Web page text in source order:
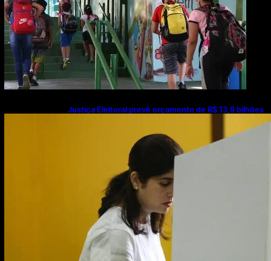
Justiça Eleitoral prevê orçamento de R$ 13,9 bilhões